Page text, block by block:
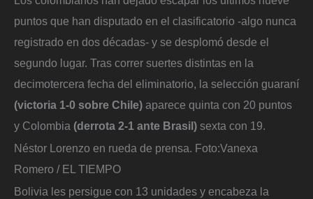
puntos que han disputado en el clasificatorio -algo nunca
registrado en dos décadas- y se desplomó desde el
segundo lugar. Tras correr suertes distintas en la
decimotercera fecha del eliminatorio, la selección guaraní
(victoria 1-0 sobre Chile) aparece quinta con 20 puntos
y Colombia (derrota 2-1 ante Brasil) sexta con 19.
Néstor Lorenzo en rueda de prensa. Foto:Vanexa
Romero / EL TIEMPO
Bolivia les persigue con 13 unidades y encabeza la